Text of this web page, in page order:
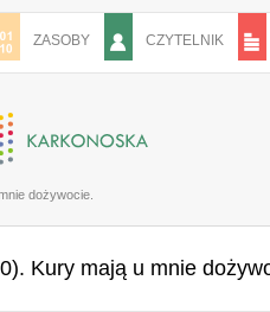
ZASOBY CZYTELNIK
dożywocie.
Kury mają u mnie